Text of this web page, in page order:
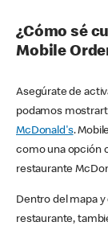
¿Cómo sé
Mobile
Asegúrate de
podamos
McDonald's.
como una opción
restaurante
Dentro del mapa
restaurante,